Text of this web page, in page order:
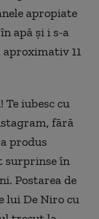
apropiate
apă și i s-a
aproximativ 11
iubesc cu
fără
produs
surprinse în
Postarea de
lui De Niro cu